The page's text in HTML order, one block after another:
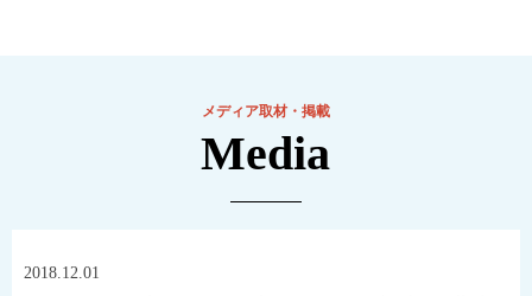
メディア取材・掲載
Media
2018.12.01